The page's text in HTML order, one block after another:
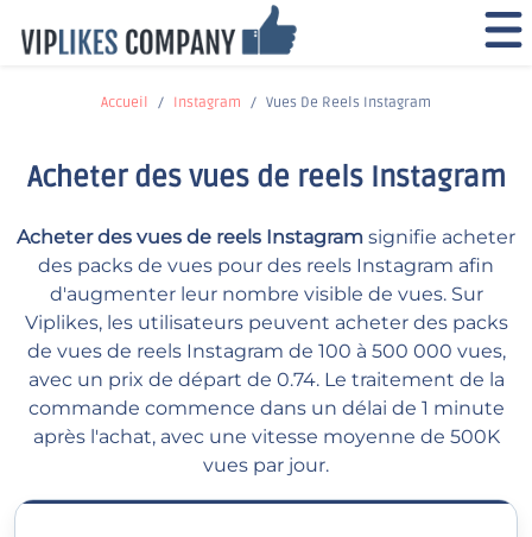
Accueil Instagram Vues De Reels Instagram
Acheter des vues de reels Instagram
Acheter des vues de reels Instagram signifie acheter
des packs de vues pour des reels Instagram afin
d'augmenter leur nombre visible de vues. Sur
Viplikes, les utilisateurs peuvent acheter des packs
de vues de reels Instagram de 100 à 500 000 vues,
avec un prix de départ de 0.74. Le traitement de la
commande commence dans un délai de 1 minute
après l'achat, avec une vitesse moyenne de 500K
vues par jour.